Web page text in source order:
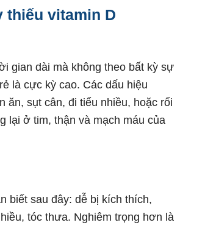
thiếu vitamin D
gian dài mà không theo bất kỳ sự
là cực kỳ cao. Các dấu hiệu
ăn, sụt cân, đi tiểu nhiều, hoặc rối
lại ở tim, thận và mạch máu của
biết sau đây: dễ bị kích thích,
tóc thưa. Nghiêm trọng hơn là